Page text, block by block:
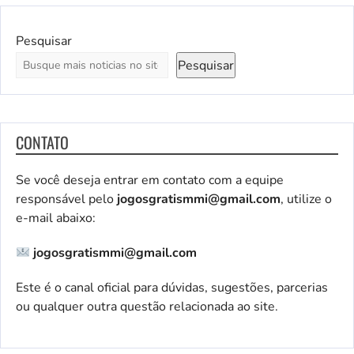
Pesquisar
Pesquisar
CONTATO
Se você deseja entrar em contato com a equipe
responsável pelo jogosgratismmi@gmail.com, utilize o
e-mail abaixo:
jogosgratismmi@gmail.com
Este é o canal oficial para dúvidas, sugestões, parcerias
ou qualquer outra questão relacionada ao site.